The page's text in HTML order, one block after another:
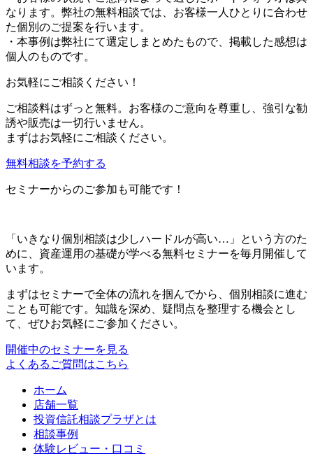
なります。弊社の無料相談では、お客様一人ひとりに合わせ
た個別のご提案を行います。
・本事例は弊社にて選定しまとめたもので、掲載した感想は
個人のものです。
お気軽にご相談ください！
ご相談料はずっと無料。お客様のご意向を尊重し、強引な勧
誘や販売は一切行いません。
まずはお気軽にご相談ください。
無料相談を予約する
セミナーからのご参加も可能です！
「いきなり個別相談は少しハードルが高い…」
という方のた
めに、資産運用の基礎が学べる無料セミナーを毎月開催して
います。
まずはセミナーで全体の流れを掴んでから、個別相談に進む
ことも可能です。知識を深め、疑問点を整理する機会とし
て、ぜひお気軽にご参加ください。
開催中のセミナーを見る
よくあるご質問はこちら
ホーム
店舗一覧
投資信託相談プラザとは
相談事例
体験レビュー・口コミ